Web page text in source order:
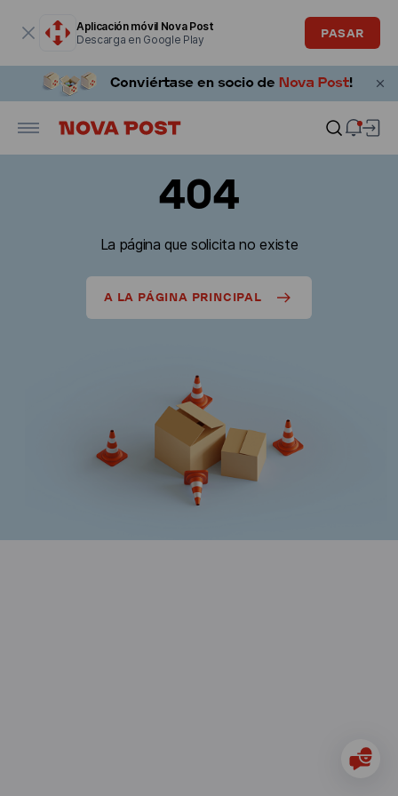
Aplicación móvil Nova Post
Descarga en Google Play
PASAR
404
La página que solicita no existe
A LA PÁGINA PRINCIPAL